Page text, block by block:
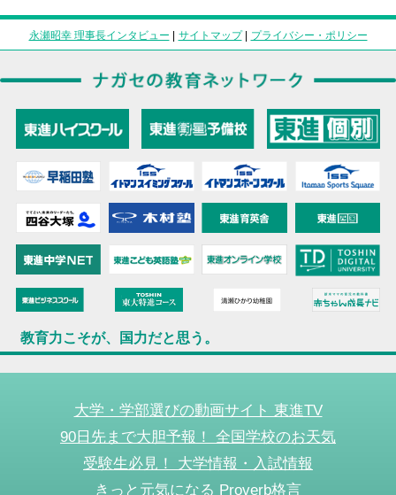
永瀬昭幸 理事長インタビュー | サイトマップ| プライバシー・ポリシー
教育力こそが、国力だと思う。
大学・学部選びの動画サイト 東進TV
90日先まで大胆予報！ 全国学校のお天気
受験生必見！ 大学情報・入試情報
きっと元気になる Proverb格言